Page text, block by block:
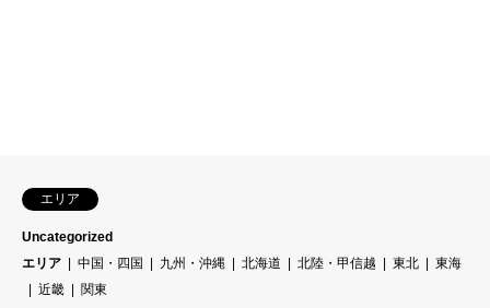
エリア
Uncategorized
エリア
中国・四国 九州・沖縄 北海道 北陸・甲信越 東北
東海
近畿
関東